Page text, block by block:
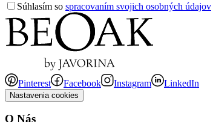
Súhlasím so spracovaním svojich osobných údajov
Pinterest Facebook Instagram LinkedIn
Nastavenia cookies
O Nás